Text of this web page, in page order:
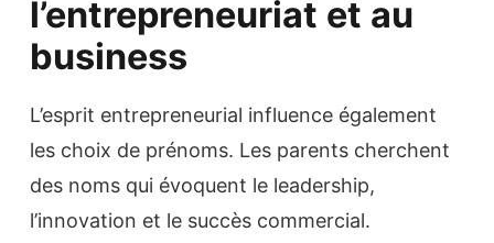
l’entrepreneuriat et au
business
L’esprit entrepreneurial influence également
les choix de prénoms. Les parents cherchent
des noms qui évoquent le leadership,
l’innovation et le succès commercial.